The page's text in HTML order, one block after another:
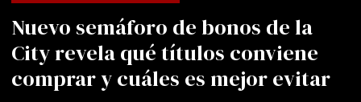
Nuevo semáforo de bonos de la
City revela qué títulos conviene
comprar y cuáles es mejor evitar